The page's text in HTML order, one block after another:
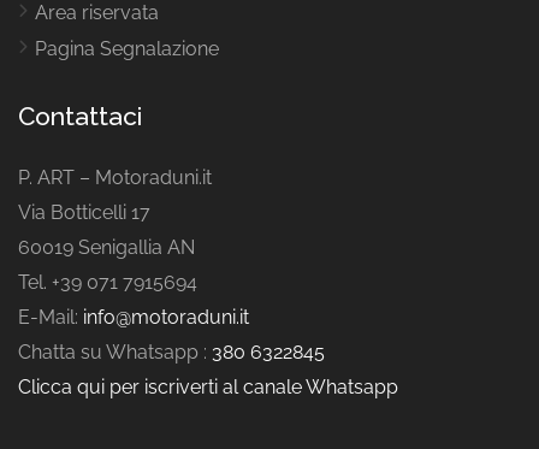
Area riservata
Pagina Segnalazione
Contattaci
P. ART – Motoraduni.it
Via Botticelli 17
60019 Senigallia AN
Tel. +39 071 7915694
E-Mail: info@motoraduni.it
Chatta su Whatsapp : 380 6322845
Clicca qui per iscriverti al canale Whatsapp